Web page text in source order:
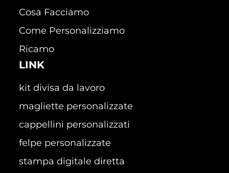
Cosa Facciamo
Come Personalizziamo
Ricamo
LINK
kit divisa da lavoro
magliette personalizzate
cappellini personalizzati
felpe personalizzate
stampa digitale diretta